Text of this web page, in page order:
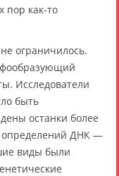
пор как-то
ограничилось.
Исследователи
быть
останки более
определений ДНК —
виды были